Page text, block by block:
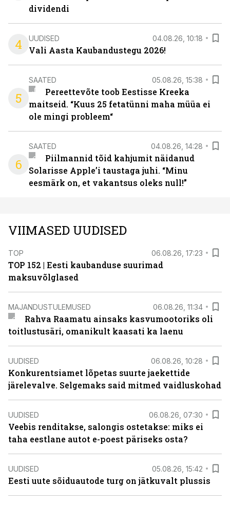
dividendi
4 UUDISED 04.08.26, 10:18
Vali Aasta Kaubandustegu 2026!
5
SAATED 05.08.26, 15:38
Pereettevõte toob Eestisse Kreeka
maitseid. “Kuus 25 fetatünni maha müüa ei
ole mingi probleem“
6
SAATED 04.08.26, 14:28
Piilmannid tõid kahjumit näidanud
Solarisse Apple’i taustaga juhi. “Minu
eesmärk on, et vakantsus oleks null!”
VIIMASED UUDISED
TOP 06.08.26, 17:23
TOP 152 | Eesti kaubanduse suurimad
maksuvõlglased
MAJANDUSTULEMUSED 06.08.26, 11:34
Rahva Raamatu ainsaks kasvumootoriks oli
toitlustusäri, omanikult kaasati ka laenu
UUDISED 06.08.26, 10:28
Konkurentsiamet lõpetas suurte jaekettide
järelevalve. Selgemaks said mitmed vaidluskohad
UUDISED 06.08.26, 07:30
Veebis renditakse, salongis ostetakse: miks ei
taha eestlane autot e-poest päriseks osta?
UUDISED 05.08.26, 15:42
Eesti uute sõiduautode turg on jätkuvalt plussis